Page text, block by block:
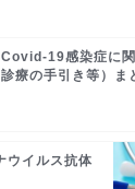
Covid-19感染症に関
診療の手引き等）ま
ウイルス抗体